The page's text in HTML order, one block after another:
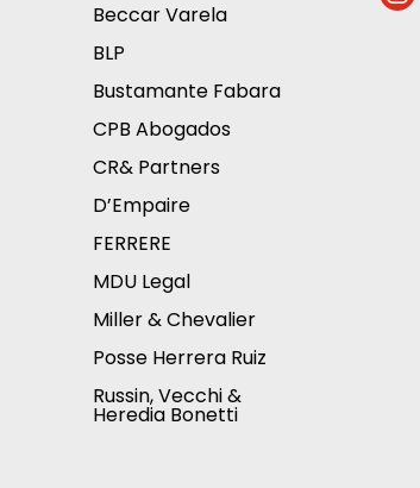
Beccar Varela
BLP
Bustamante Fabara
CPB Abogados
CR& Partners
D’Empaire
FERRERE
MDU Legal
Miller & Chevalier
Posse Herrera Ruiz
Russin, Vecchi &
Heredia Bonetti